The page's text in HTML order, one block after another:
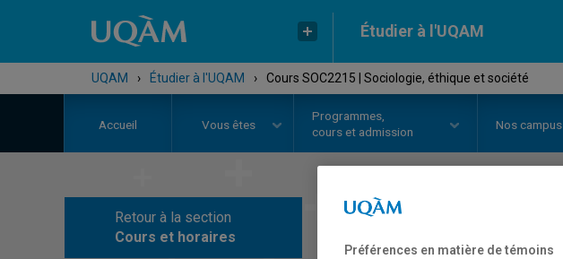
Étudier à l'UQAM
UQAM › Étudier à l'UQAM › Cours SOC2215 | Sociologie, éthique et société
Accueil Vous êtes
Programmes,
cours et admission
Nos campus
Retour à la section
Cours et horaires
Préférences en matière de témoins